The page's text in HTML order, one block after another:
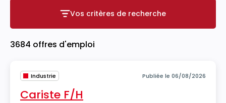
Vos critères de recherche
Vos critères de recherche
3684 offres d'emploi
Industrie Publiée le 06/08/2026
Cariste F/H